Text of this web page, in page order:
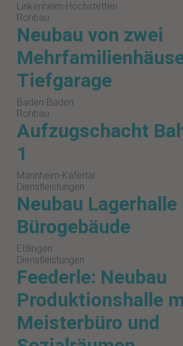
Linkenheim-Hochstetten
Rohbau
Neubau von zwei
Tiefgarage
Baden-Baden
Rohbau
Aufzugschacht
1
Mannheim-Käfertal
Dienstleistungen
Neubau
Bürogebäude
Ettlingen
Dienstleistungen
Feederle: Neubau
Produktionshalle
Meisterbüro und